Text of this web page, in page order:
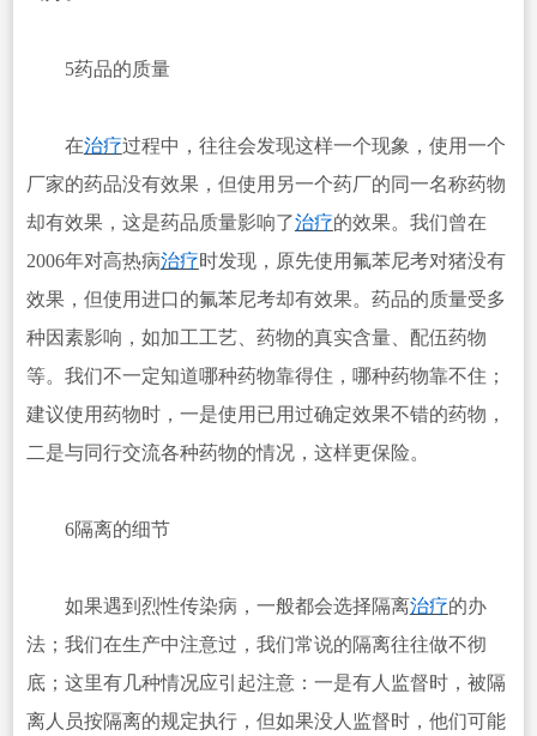
5药品的质量
在治疗过程中，往往会发现这样一个现象，使用一个
厂家的药品没有效果，但使用另一个药厂的同一名称药物
却有效果，这是药品质量影响了治疗的效果。我们曾在
2006年对高热病治疗时发现，原先使用氟苯尼考对猪没有
效果，但使用进口的氟苯尼考却有效果。药品的质量受多
种因素影响，如加工工艺、药物的真实含量、配伍药物
等。我们不一定知道哪种药物靠得住，哪种药物靠不住；
建议使用药物时，一是使用已用过确定效果不错的药物，
二是与同行交流各种药物的情况，这样更保险。
6隔离的细节
如果遇到烈性传染病，一般都会选择隔离治疗的办
法；我们在生产中注意过，我们常说的隔离往往做不彻
底；这里有几种情况应引起注意：一是有人监督时，被隔
离人员按隔离的规定执行，但如果没人监督时，他们可能